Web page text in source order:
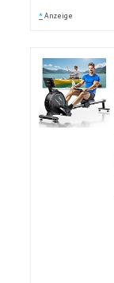
* Anzeige